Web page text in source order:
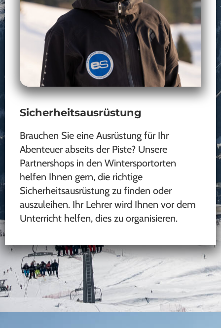
Sicherheitsausrüstung
Brauchen Sie eine Ausrüstung für Ihr
Abenteuer abseits der Piste? Unsere
Partnershops in den Wintersportorten
helfen Ihnen gern, die richtige
Sicherheitsausrüstung zu finden oder
auszuleihen. Ihr Lehrer wird Ihnen vor dem
Unterricht helfen, dies zu organisieren.